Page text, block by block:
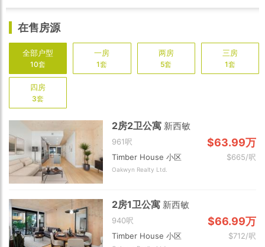
Timber House
色的住宅系列，且均配有大尺寸窗户，为室内引入更多采
光。项目提供1-4卧平层、跃层
复式多种类公寓户型，可
满足不同家庭需求，面积从876-1708平方英尺不等。
在售房源
全部户型
10套
一房
1套
两房
5套
三房
1套
四房
3套
2房2卫公寓 新西敏
961呎 $63.99万
Timber House 小区 $665/呎
Oakwyn Realty Ltd.
2房1卫公寓 新西敏
940呎 $66.99万
Timber House 小区 $712/呎